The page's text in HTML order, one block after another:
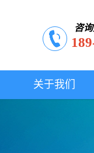
咨
关于我们